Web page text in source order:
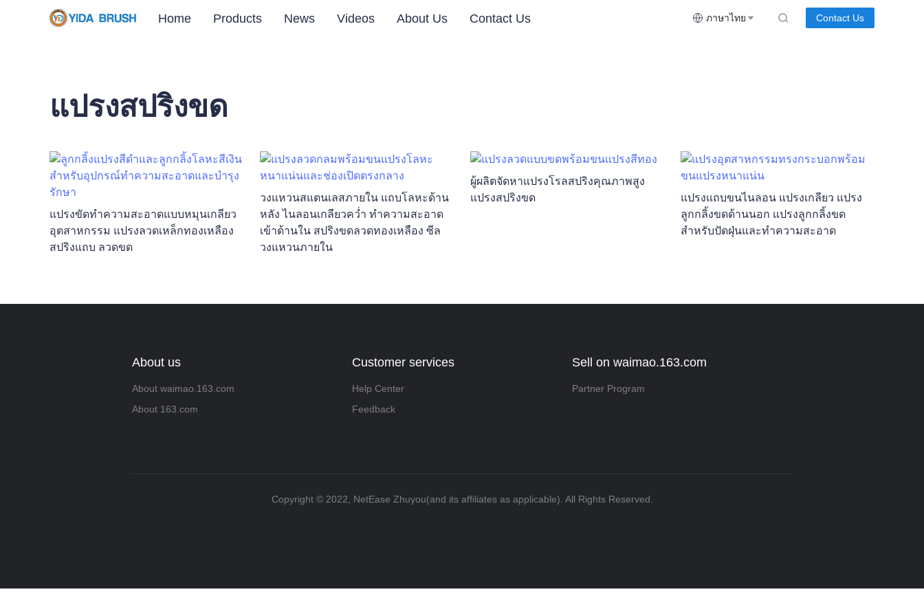
Home Products News Videos About Us Contact Us ภาษาไทย Contact Us
แปรงสปริงขด
แปรงขัดทำความสะอาดแบบหมุนเกลียว
อุตสาหกรรม แปรงลวดเหล็กทองเหลือง
สปริงแถบ ลวดขด
วงแหวนสแตนเลสภายใน แถบโลหะด้าน
หลัง ไนลอนเกลียวคว่ำ ทำความสะอาด
เข้าด้านใน สปริงขดลวดทองเหลือง ซีล
วงแหวนภายใน
ผู้ผลิตจัดหาแปรงโรลสปริงคุณภาพสูง
แปรงสปริงขด
แปรงแถบขนไนลอน แปรงเกลียว แปรง
ลูกกลิ้งขดด้านนอก แปรงลูกกลิ้งขด
สำหรับปัดฝุ่นและทำความสะอาด
About us
About waimao.163.com
About 163.com
Customer services
Help Center
Feedback
Sell on waimao.163.com
Partner Program
Copyright ©️ 2022, NetEase Zhuyou(and its affiliates as applicable). All Rights Reserved.